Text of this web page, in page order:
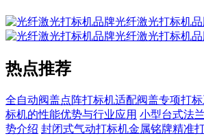
光纤激光打标机
光纤激光打标机
热点推荐
全自动阀盖点阵打标机适配阀盖专项打
标机的性能优势与行业应用 小型台式法
势介绍 封闭式气动打标机金属铭牌精准